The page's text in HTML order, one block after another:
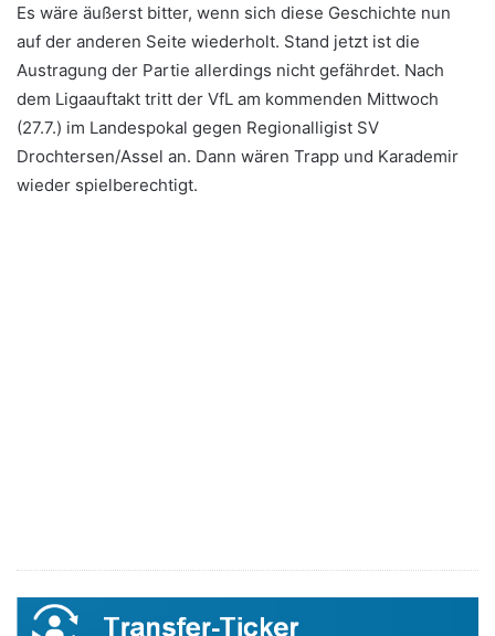
Es wäre äußerst bitter, wenn sich diese Geschichte nun
auf der anderen Seite wiederholt. Stand jetzt ist die
Austragung der Partie allerdings nicht gefährdet. Nach
dem Ligaauftakt tritt der VfL am kommenden Mittwoch
(27.7.) im Landespokal gegen Regionalligist SV
Drochtersen/Assel an. Dann wären Trapp und Karademir
wieder spielberechtigt.